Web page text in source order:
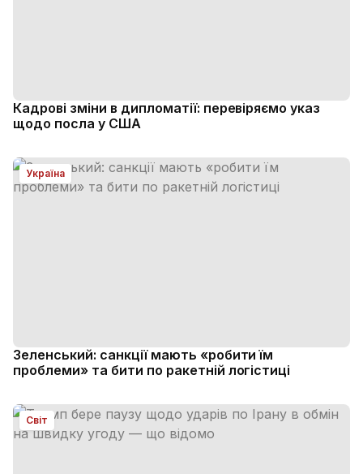
Кадрові зміни в дипломатії: перевіряємо указ
щодо посла у США
Україна
Зеленський: санкції мають «робити їм
проблеми» та бити по ракетній логістиці
Світ